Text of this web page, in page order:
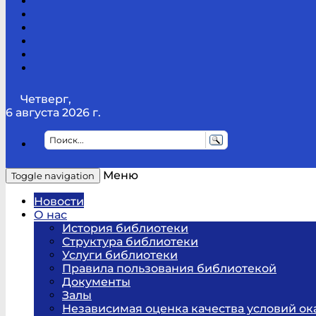
Четверг,
6 августа 2026 г.
Toggle navigation
Меню
Новости
О нас
История библиотеки
Структура библиотеки
Услуги библиотеки
Правила пользования библиотекой
Документы
Залы
Независимая оценка качества условий